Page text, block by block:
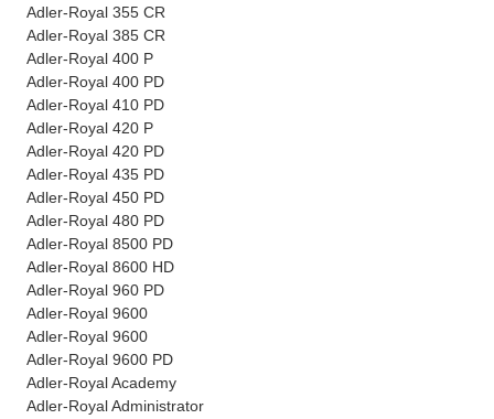
Adler-Royal 355 CR
Adler-Royal 385 CR
Adler-Royal 400 P
Adler-Royal 400 PD
Adler-Royal 410 PD
Adler-Royal 420 P
Adler-Royal 420 PD
Adler-Royal 435 PD
Adler-Royal 450 PD
Adler-Royal 480 PD
Adler-Royal 8500 PD
Adler-Royal 8600 HD
Adler-Royal 960 PD
Adler-Royal 9600
Adler-Royal 9600
Adler-Royal 9600 PD
Adler-Royal Academy
Adler-Royal Administrator